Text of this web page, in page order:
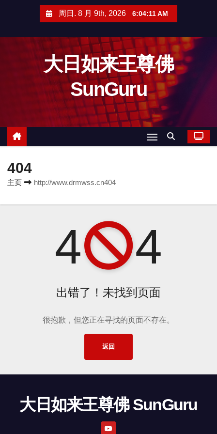
周日. 8 月 9th, 2026 6:04:11 AM
大日如来王尊佛
SunGuru
404
主页 http://www.drmwss.cn404
4 4
出错了！未找到页面
很抱歉，但您正在寻找的页面不存在。
返回
大日如来王尊佛 SunGuru